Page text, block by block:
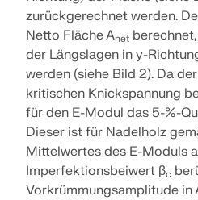
RWIND 3
CFD-Software für digitale
Weitere
SUPPORT ERHALTEN
KOSTENLOSE LIZENZ
zur Seite.
MIT DEM SUPPORT IN
von Ingenieursoftware und
auf ein neues Niveau.
OFFENE STELLEN
zurückgerechnet werden.
Netto Fläche Anet
der Längslagen in y-
werden (siehe Bild 2). Da
kritischen Knickspannung
für den E-Modul das 5-%-
Dieser ist für Nadelholz
Mittelwertes des E-Moduls
Imperfektionsbeiwert βc
Vorkrümmungsamplitude in